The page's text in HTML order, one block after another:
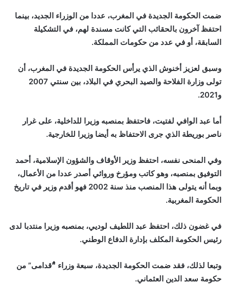
ضمت الحكومة الجديدة في المغرب، عددا من الوزراء الجديد، بينما
احتفظ آخرون بالحقائب التي كانت مسندة لهم، في التشكيلة
السابقة، أو في عدد من حكومات المملكة.
وسبق لعزيز أخنوش الذي يرأس الحكومة الجديدة في المغرب، أن
تولى وزارة الفلاحة والصيد البحري في البلاد، بين سنتي 2007
و2021.
أما عبد الوافي لفتيت، فاحتفظ بمنصبه وزيرا للداخلية، على غرار
ناصر بوريطة الذي جرى الاحتفاظ به أيضا وزيرا للخارجية.
وفي المنحى نفسه، احتفظ وزير الأوقاف والشؤون الإسلامية، أحمد
التوفيق بمنصبه، وهو كاتب ومؤرخ وروائي أصدر عددا من الأعمال،
وبما أنه يتولى هذا المنصب منذ سنة 2002 فهو أقدم وزير في تاريخ
الحكومة المغربية.
في غضون ذلك، احتفظ عبد اللطيف لوديي، بمنصبه وزيرا منتدبا لدى
رئيس الحكومة المكلف بإدارة الدفاع الوطني.
وتبعا لذلك، فقد ضمت الحكومة الجديدة، سبعة وزراء “ٌقدامى” من
حكومة سعد الدين العثماني.